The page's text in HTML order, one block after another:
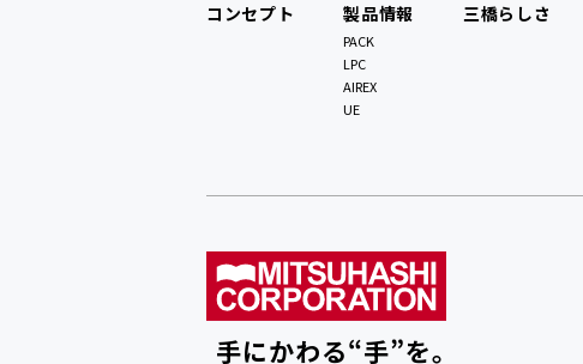
コンセプト 製品情報
PACK
LPC
AIREX
UE
三橋らしさ
手にかわる“手”を。